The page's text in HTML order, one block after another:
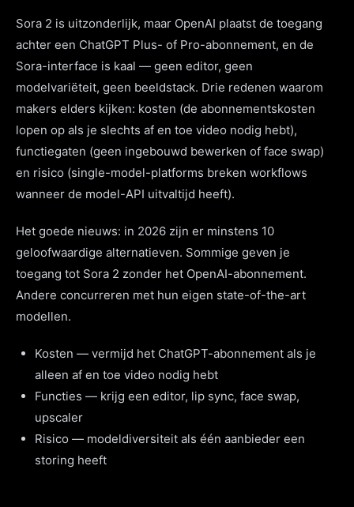
Sora 2 is uitzonderlijk, maar OpenAI plaatst de toegang
achter een ChatGPT Plus- of Pro-abonnement, en de
Sora-interface is kaal — geen editor, geen
modelvariëteit, geen beeldstack. Drie redenen waarom
makers elders kijken: kosten (de abonnementskosten
lopen op als je slechts af en toe video nodig hebt),
functiegaten (geen ingebouwd bewerken of face swap)
en risico (single-model-platforms breken workflows
wanneer de model-API uitvaltijd heeft).
Het goede nieuws: in 2026 zijn er minstens 10
geloofwaardige alternatieven. Sommige geven je
toegang tot Sora 2 zonder het OpenAI-abonnement.
Andere concurreren met hun eigen state-of-the-art
modellen.
Kosten — vermijd het ChatGPT-abonnement als je
alleen af en toe video nodig hebt
Functies — krijg een editor, lip sync, face swap,
upscaler
Risico — modeldiversiteit als één aanbieder een
storing heeft